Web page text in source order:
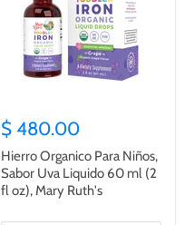
$ 480.00
Hierro Organico Para Niños,
Sabor Uva Liquido 60 ml (2
fl oz), Mary Ruth's